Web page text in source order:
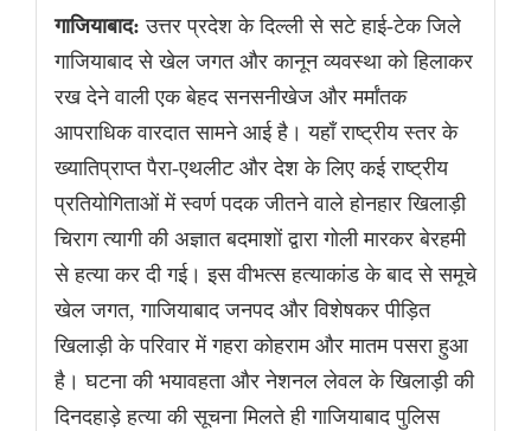
गाजियाबाद: उत्तर प्रदेश के दिल्ली से सटे हाई-टेक जिले
गाजियाबाद से खेल जगत और कानून व्यवस्था को हिलाकर
रख देने वाली एक बेहद सनसनीखेज और मर्मांतक
आपराधिक वारदात सामने आई है। यहाँ राष्ट्रीय स्तर के
ख्यातिप्राप्त पैरा-एथलीट और देश के लिए कई राष्ट्रीय
प्रतियोगिताओं में स्वर्ण पदक जीतने वाले होनहार खिलाड़ी
चिराग त्यागी की अज्ञात बदमाशों द्वारा गोली मारकर बेरहमी
से हत्या कर दी गई। इस वीभत्स हत्याकांड के बाद से समूचे
खेल जगत, गाजियाबाद जनपद और विशेषकर पीड़ित
खिलाड़ी के परिवार में गहरा कोहराम और मातम पसरा हुआ
है। घटना की भयावहता और नेशनल लेवल के खिलाड़ी की
दिनदहाड़े हत्या की सूचना मिलते ही गाजियाबाद पुलिस